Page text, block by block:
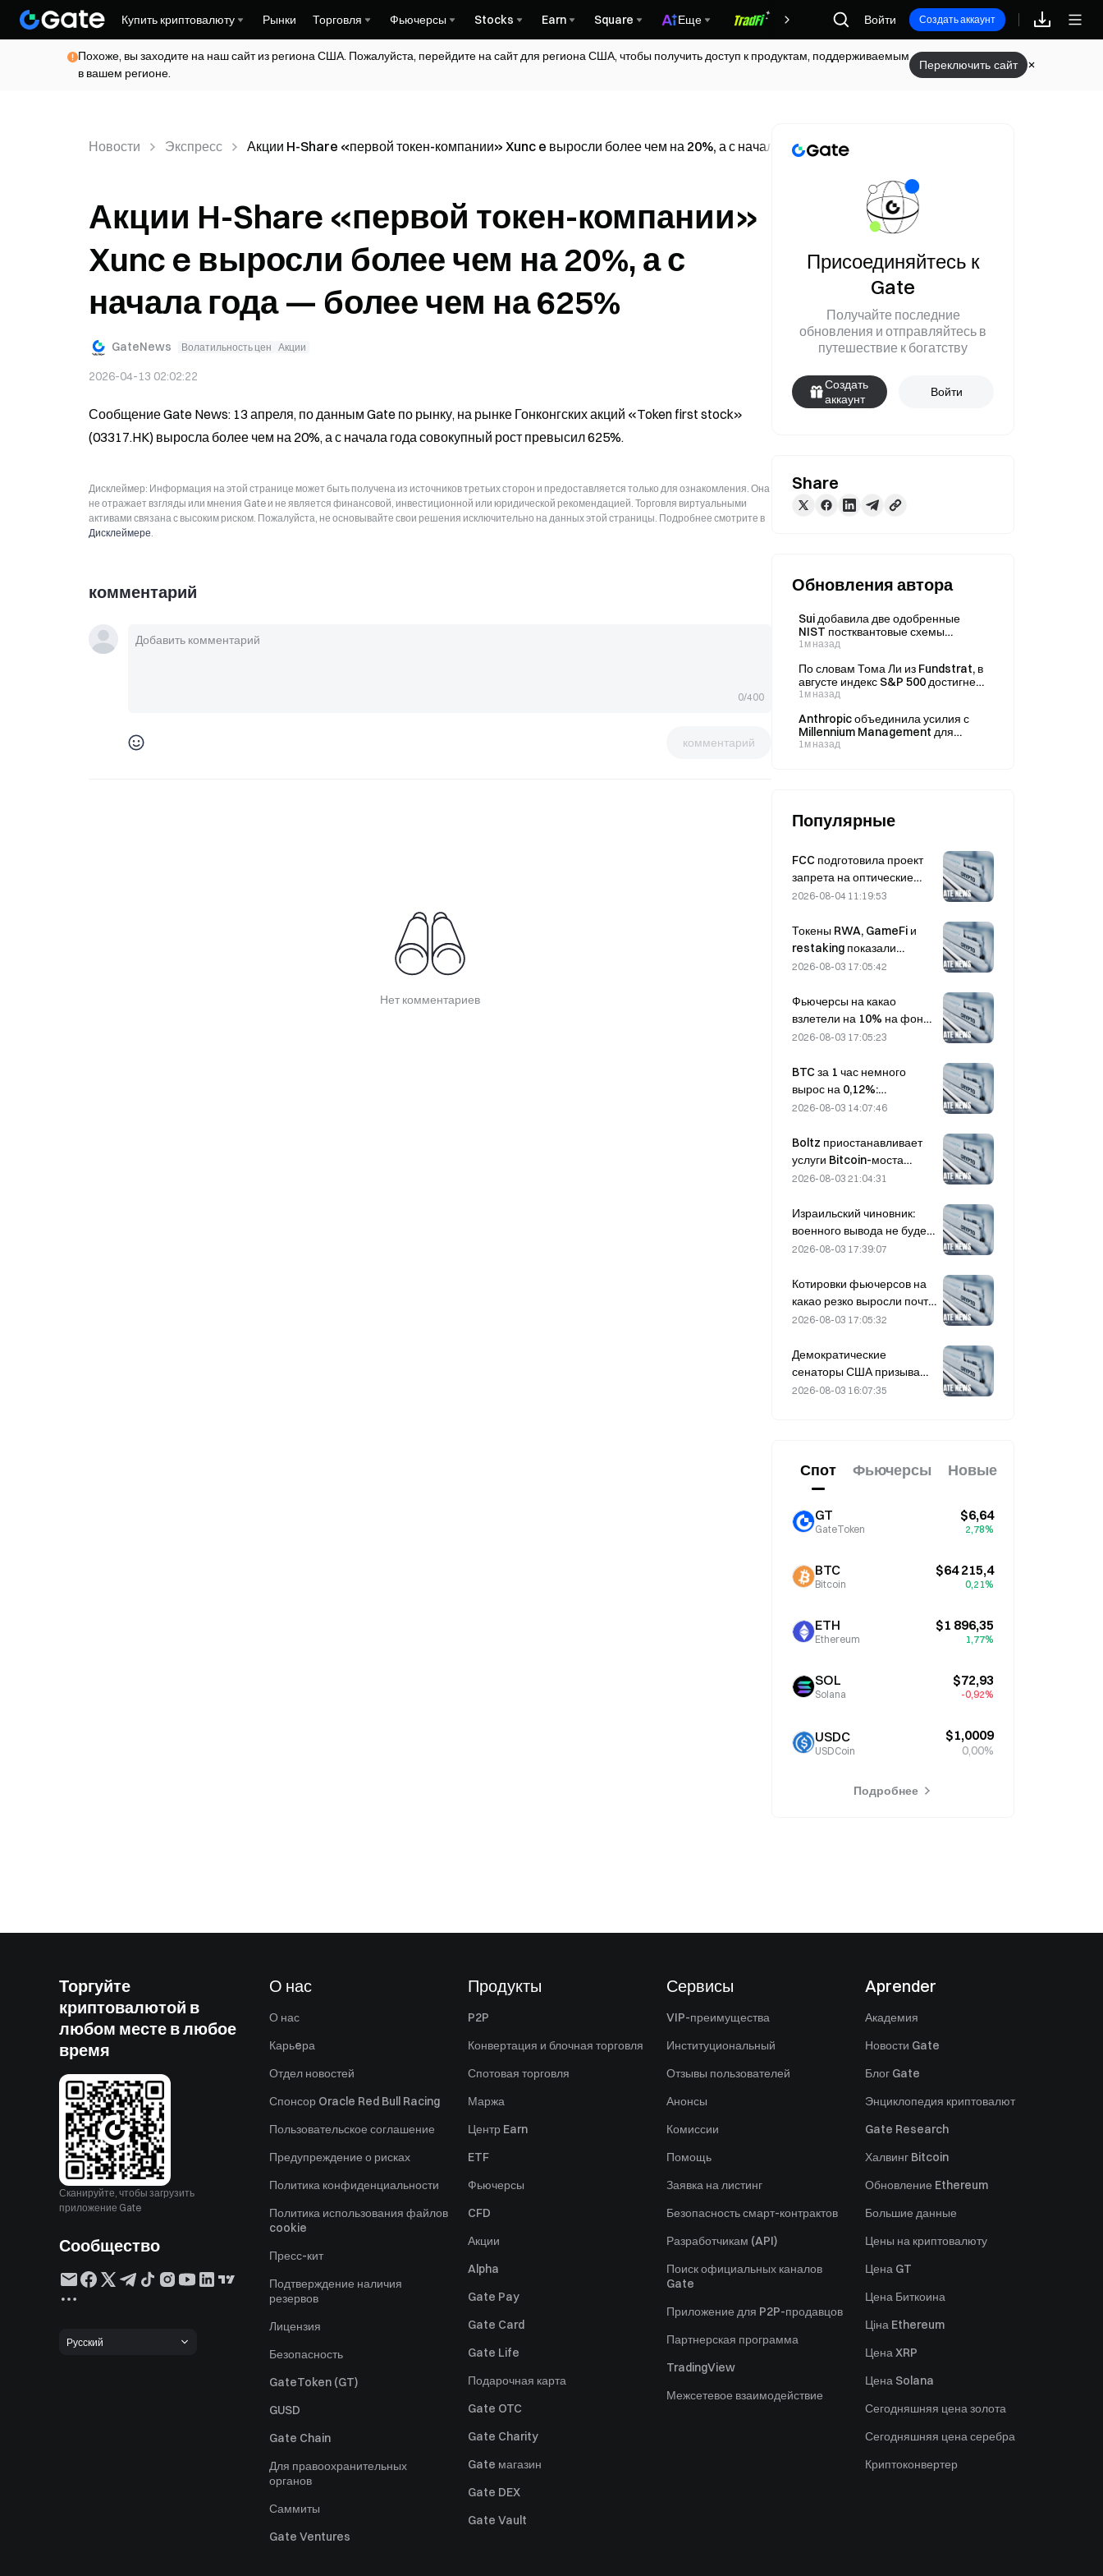
Купить криптовалюту Рынки Торговля Фьючерсы Stocks Earn Square Еще Награды
Войти Создать аккаунт
Похоже, вы заходите на наш сайт из региона США. Пожалуйста, перейдите на сайт для региона США, чтобы получить доступ к продуктам, поддерживаемым
в вашем регионе.
Переключить сайт
Новости Экспресс Акции H-Share «первой токен-компании» Xunc e выросли более чем на 20%, а с начала года — более чем на 625%
Акции H-Share «первой токен-компании»
Xunc e выросли более чем на 20%, а с
начала года — более чем на 625%
GateNews Волатильность цен Акции
2026-04-13 02:02:22
Сообщение Gate News: 13 апреля, по данным Gate по рынку, на рынке Гонконгских акций «Token first stock»
(03317.HK) выросла более чем на 20%, а с начала года совокупный рост превысил 625%.
Дисклеймер: Информация на этой странице может быть получена из источников третьих сторон и предоставляется только для ознакомления. Она
не отражает взгляды или мнения Gate и не является финансовой, инвестиционной или юридической рекомендацией. Торговля виртуальными
активами связана с высоким риском. Пожалуйста, не основывайте свои решения исключительно на данных этой страницы. Подробнее смотрите в
Дисклеймере.
комментарий
0/400
комментарий
Нет комментариев
Присоединяйтесь к
Gate
Получайте последние
обновления и отправляйтесь в
путешествие к богатству
Создать
аккаунт
Войти
Share
Обновления автора
Sui добавила две одобренные
NIST постквантовые схемы
подписей: теперь ключи можно
1м назад
По словам Тома Ли из Fundstrat, в
августе индекс S&P 500 достигнет
7 900–8 000 пунктов, что на 3,6%
1м назад
Anthropic объединила усилия с
Millennium Management для
разработки инструмента анализа
1м назад
Популярные
FCC подготовила проект
запрета на оптические
модули для китайских
данных; Xinyuan может
потерять 27% своей доли
рынка
2026-08-04 11:19:53
Токены RWA, GameFi и
restaking показали
лучшие результаты на
2026-08-03 17:05:42
Фьючерсы на какао
взлетели на 10% на фоне
опасений по поводу
приближаясь к $6 000 за
тонну
2026-08-03 17:05:23
BTC за 1 час немного
вырос на 0,12%:
смягчение
напряженности и
синхронный рост
макроэкономических
краткосрочный отскок
2026-08-03 14:07:46
Boltz приостанавливает
услуги Bitcoin-моста
бесконечно после атак с
2026-08-03 21:04:31
Израильский чиновник:
военного вывода не будет
до разоружения ХАМАС
2026-08-03 17:39:07
Котировки фьючерсов на
какао резко выросли почти
на 8% за день в прошлую
участников рынка
2026-08-03 17:05:32
Демократические
сенаторы США призывают
CFTC ограничить
2026-08-03 16:07:35
Спот Фьючерсы Новые
GT
GateToken
$6,64
2,78%
BTC
Bitcoin
$64 215,4
0,21%
ETH
Ethereum
$1 896,35
1,77%
SOL
Solana
$72,93
-0,92%
USDC
USDCoin
$1,0009
0,00%
Подробнее
Торгуйте
криптовалютой в
любом месте в любое
время
Сканируйте, чтобы загрузить
приложение Gate
Сообщество
Русский
О нас
О нас
Карьeра
Отдел новостей
Спонсор Oracle Red Bull Racing
Пользовательское соглашение
Предупреждение о рисках
Политика конфиденциальности
Политика использования файлов
cookie
Пресс-кит
Подтверждение наличия
резервов
Лицензия
Безопасность
GateToken (GT)
GUSD
Gate Chain
Для правоохранительных
органов
Саммиты
Gate Ventures
Продукты
P2P
Конвертация и блочная торговля
Спотовая торговля
Маржа
Центр Earn
ETF
Фьючерсы
CFD
Акции
Alpha
Gate Pay
Gate Card
Gate Life
Подарочная карта
Gate OTC
Gate Charity
Gate магазин
Gate DEX
Gate Vault
Сервисы
VIP-преимущества
Институциональный
Отзывы пользователей
Анонсы
Комиссии
Помощь
Заявка на листинг
Безопасность смарт-контрактов
Разработчикам (API)
Поиск официальных каналов
Gate
Приложение для P2P-продавцов
Партнерская программа
TradingView
Межсетевое взаимодействие
Aprender
Академия
Новости Gate
Блог Gate
Энциклопедия криптовалют
Gate Research
Халвинг Bitcoin
Обновление Ethereum
Большие данные
Цены на криптовалюту
Цена GT
Цена Биткоина
Ціна Ethereum
Цена XRP
Цена Solana
Сегодняшняя цена золота
Сегодняшняя цена серебра
Криптоконвертер